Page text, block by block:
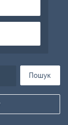
Пошук